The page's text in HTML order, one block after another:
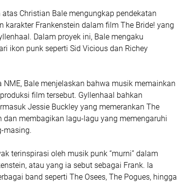
atas Christian Bale mengungkap pendekatan
karakter Frankenstein dalam film The Bride! yang
. Dalam proyek ini, Bale mengaku
ikon punk seperti Sid Vicious dan Richey
Bale menjelaskan bahwa musik memainkan
film tersebut. Gyllenhaal bahkan
Jessie Buckley yang memerankan The
dan membagikan lagu-lagu yang memengaruhi
masing.
terinspirasi oleh musik punk “murni” dalam
atau yang ia sebut sebagai Frank. Ia
band seperti The Osees, The Pogues, hingga